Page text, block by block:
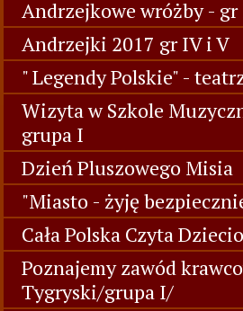
Andrzejkowe wróżby -
Andrzejki 2017 gr IV i V
" Legendy Polskie" -
Wizyta w Szkole
grupa I
Dzień Pluszowego Misia
"Miasto - żyję
Cała Polska Czyta
Poznajemy zawód
Tygryski/grupa I/